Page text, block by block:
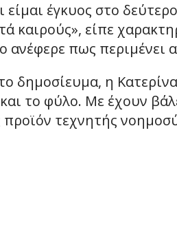
είμαι έγκυος στο
καιρούς», είπε
ανέφερε πως περιμένει
δημοσίευμα, η
το φύλο. Με έχουν
τεχνητής